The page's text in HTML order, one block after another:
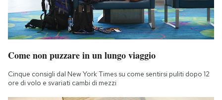
Come non puzzare in un lungo viaggio
Cinque consigli dal New York Times su come sentirsi puliti dopo 12
ore di volo e svariati cambi di mezzi